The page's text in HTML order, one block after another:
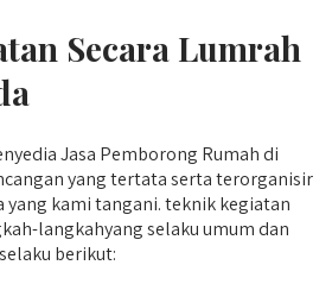
Secara Lumrah
Jasa Pemborong Rumah di
yang tertata serta terorganisir
kami tangani. teknik kegiatan
langkahyang selaku umum dan
berikut: